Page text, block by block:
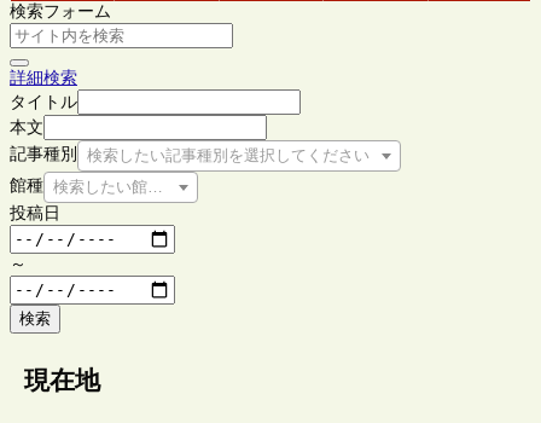
検索フォーム
詳細検索
タイトル
本文
記事種別
検索したい記事種別を選択してください
館種 検索したい館種を選択してください
投稿日
～
検索
現在地